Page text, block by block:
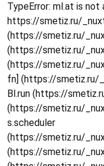
TypeError: ml.at is
https://smetiz.ru/
(https://smetiz.ru/
(https://smetiz.ru/
(https://smetiz.ru/
fn] (https://smetiz.ru/
Bl.run (https://
(https://smetiz.ru/
s.scheduler
(https://smetiz.ru/
(https://smetiz.ru/